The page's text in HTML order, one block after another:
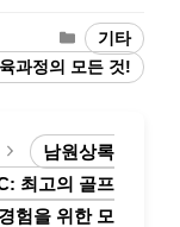
Categories
기타
과정의 모든 것!
남원상록
최고의 골프
험을 위한 모